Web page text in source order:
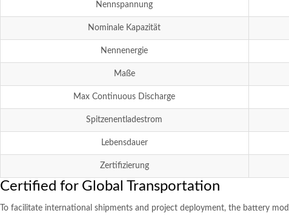
Nennspannung
Nominale Kapazität
Nennenergie
Maße
Max Continuous Discharge
Spitzenentladestrom
Lebensdauer
Zertifizierung
Certified for Global Transportation
To facilitate international shipments and project deployment, the battery